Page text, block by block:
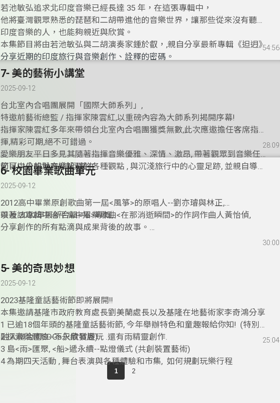
若池敏弘追求北印度音樂已經長達 35 年，在這張專輯中，
他將臺灣觀眾熟悉的琵琶和二胡帶進他的音樂世界，讓那些從來沒有聽過
印度音樂的人，也能夠親近與欣賞。
本集節目將由若池敏弘與二胡演奏家鍾於叡，,親自分享最新專輯《𨑨迌》
分享近期的印度旅行與音樂創作、詮釋的密碼。
54:56
7- 美的藝術小講堂
2025-09-12
台北室內合唱團展開「國際大師系列」,
特邀前藝術總監 / 指揮家陳雲紅,以重磅內容為大師系列揭開序幕!
指揮家陳雲紅多年來帶領台北室內合唱團獲獎無數,此次應邀擔任客席指
揮,精彩可期,絕不可錯過。
愛樂朋友平日多見其隨著指揮音樂優雅、深情、激昂, 帶著觀眾到音樂任
何可以去的地方!!這回將在
節目中分想對音樂詮釋的各種觀點 , 與沉淺旅行中的心靈足跡, 並親自導聆
only in sleep.
28:09
6- 校園畢業歌曲單元
2025-09-12
2012高中畢業原創歌曲第一屆<風箏>的原唱人--劉亦璿與林正,
帶著 2022年最新合輯<拓>專輯,
以及該專輯中治平高中畢業歌曲<在那消逝瞬間>的作詞作曲人黃怡偵,
分享創作的所有點滴與成果背後的故事。
30:00
5- 美的奇思妙想
2025-09-12
2023基隆童話藝術節即將展開!!
本集邀請基隆市政府教育處長劉美蘭處長以及基隆在地藝術家李奇鴻分享
1 已逾18個年頭的基隆童話藝術節, 今年舉辦特色和童趣報給你知! (特別
融入聯合國SDGs永續發展)
2 探索與體驗--不只欣賞遊玩 .還有雨精靈創作.
3 島<雨>匯聚, <船>遞永續--點燈儀式 (共創裝置藝術)
4 為期四天活動 , 舞台表演與各種體驗和市集, 如何規劃玩樂行程
25:04
1 2